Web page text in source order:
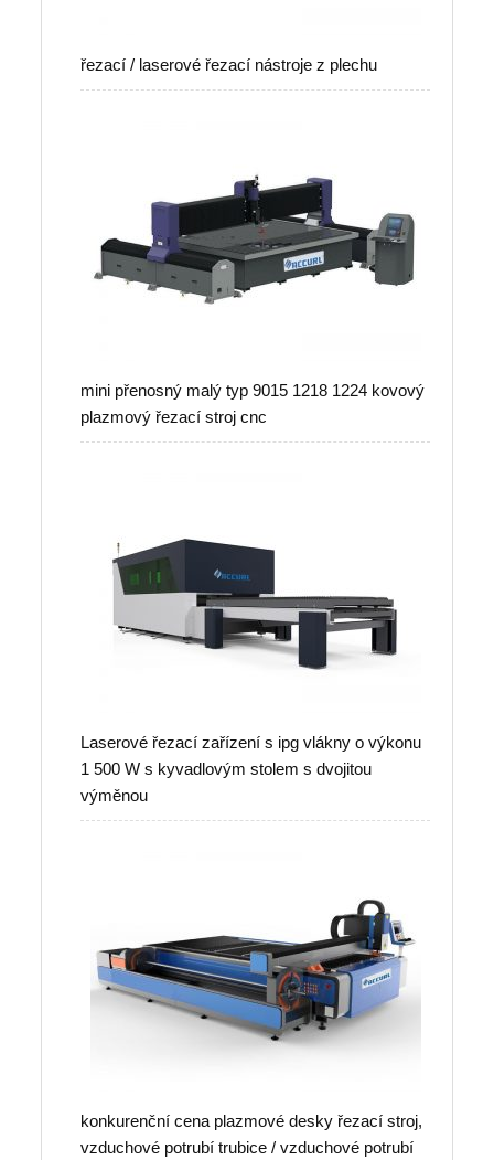
řezací / laserové řezací nástroje z plechu
mini přenosný malý typ 9015 1218 1224 kovový
plazmový řezací stroj cnc
Laserové řezací zařízení s ipg vlákny o výkonu
1 500 W s kyvadlovým stolem s dvojitou
výměnou
konkurenční cena plazmové desky řezací stroj,
vzduchové potrubí trubice / vzduchové potrubí